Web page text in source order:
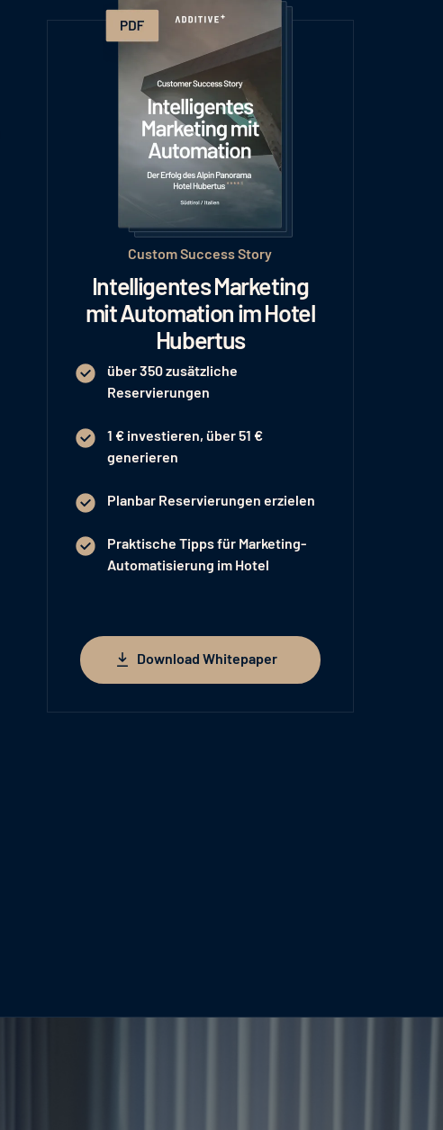
Custom Success Story
Intelligentes Marketing
mit Automation im Hotel
Hubertus
über 350 zusätzliche
Reservierungen
1 € investieren, über 51 €
generieren
Planbar Reservierungen erzielen
Praktische Tipps für Marketing-
Automatisierung im Hotel
Download Whitepaper
Download Whitepaper